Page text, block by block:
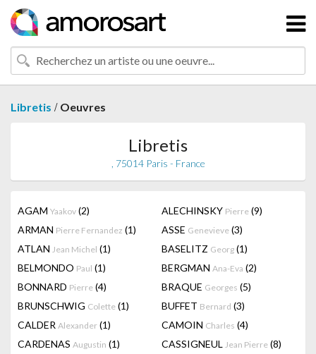
Libretis / Oeuvres
Libretis
, 75014 Paris - France
AGAM Yaakov (2) ALECHINSKY Pierre (9)
ARMAN Pierre Fernandez (1) ASSE Genevieve (3)
ATLAN Jean Michel (1) BASELITZ Georg (1)
BELMONDO Paul (1) BERGMAN Ana-Eva (2)
BONNARD Pierre (4) BRAQUE Georges (5)
BRUNSCHWIG Colette (1) BUFFET Bernard (3)
CALDER Alexander (1) CAMOIN Charles (4)
CARDENAS Augustin (1) CASSIGNEUL Jean Pierre (8)